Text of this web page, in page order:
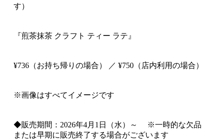
す）
『煎茶抹茶 クラフト ティー ラテ』
¥736（お持ち帰りの場合） ／ ¥750（店内利用の場合）
※画像はすべてイメージです
◆販売期間：2026年4月1日（水）～ ※一時的な欠品
または早期に販売終了する場合がございます